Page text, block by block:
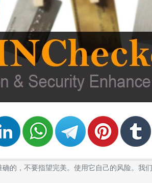
的，不要指望完美。使用它自己的风险。我